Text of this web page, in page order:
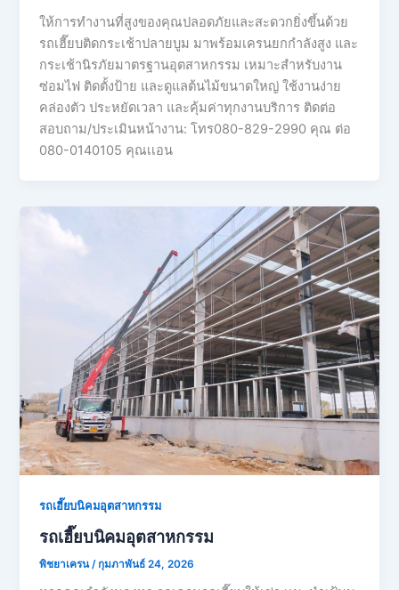
ให้การทำงานที่สูงของคุณปลอดภัยและสะดวกยิ่งขึ้นด้วย
รถเฮี๊ยบติดกระเช้าปลายบูม มาพร้อมเครนยกกำลังสูง และ
กระเช้านิรภัยมาตรฐานอุตสาหกรรม เหมาะสำหรับงาน
ซ่อมไฟ ติดตั้งป้าย และดูแลต้นไม้ขนาดใหญ่ ใช้งานง่าย
คล่องตัว ประหยัดเวลา และคุ้มค่าทุกงานบริการ ติดต่อ
สอบถาม/ประเมินหน้างาน: โทร080-829-2990 คุณ ต่อ
080-0140105 คุณเเอน
รถเฮี๊ยบนิคมอุตสาหกรรม
รถเฮี๊ยบนิคมอุตสาหกรรม
พิชยาเครน /กุมภาพันธ์ 24, 2026